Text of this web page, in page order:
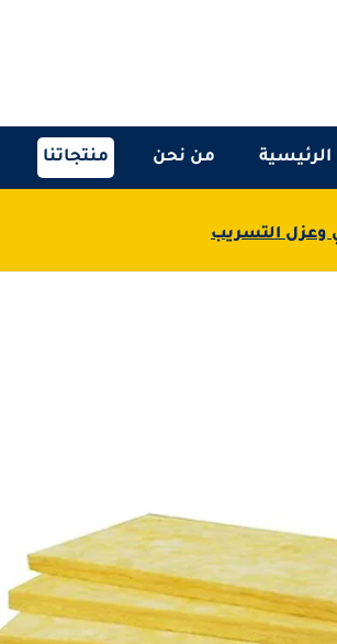
الرئيسية من نحن منتجاتنا
وعزل التسريب